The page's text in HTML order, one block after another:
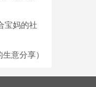
宝妈的社
意分享）